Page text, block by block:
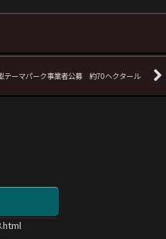
テーマパーク事業者公募 約70ヘクタール